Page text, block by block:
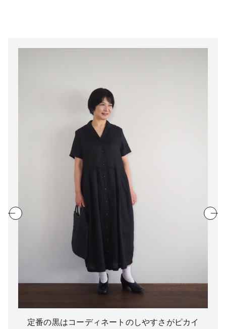
定番の黒はコーディネートのしやすさがピカイ